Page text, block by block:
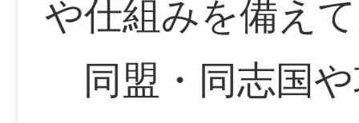
や仕組みを備え
同盟・同志国